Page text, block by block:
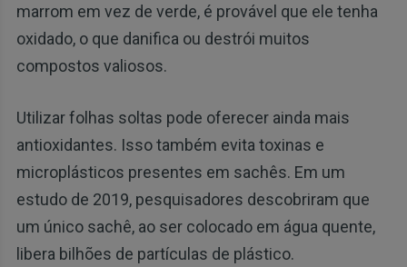
marrom em vez de verde, é provável que ele tenha
oxidado, o que danifica ou destrói muitos
compostos valiosos.
Utilizar folhas soltas pode oferecer ainda mais
antioxidantes. Isso também evita toxinas e
microplásticos presentes em sachês. Em um
estudo de 2019, pesquisadores descobriram que
um único sachê, ao ser colocado em água quente,
libera bilhões de partículas de plástico.